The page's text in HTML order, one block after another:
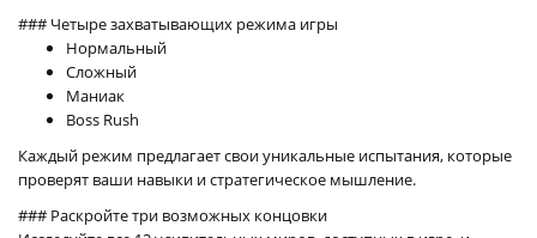
### Четыре захватывающих режима игры
Нормальный
Сложный
Маниак
Boss Rush
Каждый режим предлагает свои уникальные испытания, которые
проверят ваши навыки и стратегическое мышление.
### Раскройте три возможных концовки